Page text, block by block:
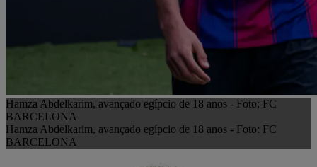
Hamza Abdelkarim, avançado egípcio de 18 anos - Foto: FC
BARCELONA
Hamza Abdelkarim, avançado egípcio de 18 anos - Foto: FC
BARCELONA